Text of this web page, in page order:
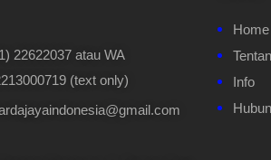
22622037 atau WA
(text only)
Home
Info